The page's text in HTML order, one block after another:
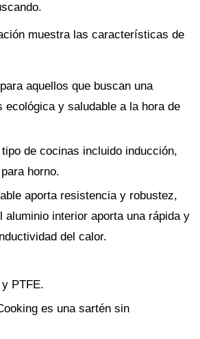
muestra las características de
aquellos que buscan una
ecológica y saludable a la hora de
de cocinas incluido inducción,
horno.
aporta resistencia y robustez,
aluminio interior aporta una rápida y
del calor.
PTFE.
es una sartén sin